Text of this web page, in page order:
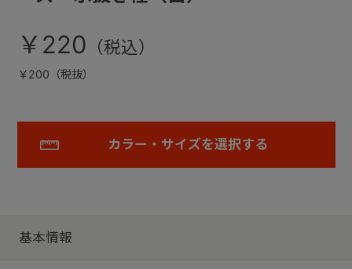
￥220
￥200（税抜）
カラー・サイズを選択する
基本情報